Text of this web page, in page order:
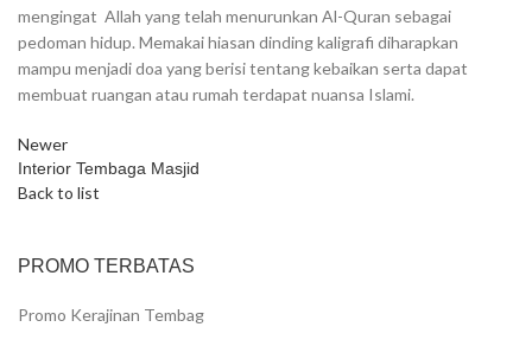
mengingat Allah yang telah menurunkan Al-Quran sebagai
pedoman hidup. Memakai hiasan dinding kaligrafi diharapkan
mampu menjadi doa yang berisi tentang kebaikan serta dapat
membuat ruangan atau rumah terdapat nuansa Islami.
Newer
Interior Tembaga Masjid
Back to list
PROMO TERBATAS
Promo Kerajinan Tembag